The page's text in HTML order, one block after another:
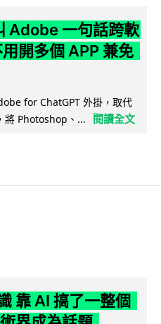
Adobe 一句話跨軟
開多個 APP 兼免
for ChatGPT 外掛，取代
將 Photoshop、...
閱讀全文
靠 AI 搞了一整個